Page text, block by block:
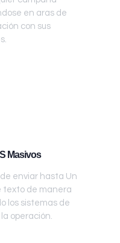
en aras de
con sus
Masivos
enviar hasta Un
texto de manera
los sistemas de
operación.